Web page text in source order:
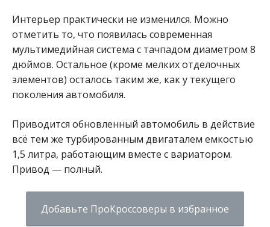
Интерьер практически не изменился. Можно
отметить то, что появилась современная
мультимедийная система с тачпадом диаметром 8
дюймов. Остальное (кроме мелких отделочных
элементов) осталось таким же, как у текущего
поколения автомобиля.
Приводится обновленный автомобиль в действие
всё тем же турбированным двигаталем емкостью
1,5 литра, работающим вместе с вариатором.
Привод — полный.
Добавьте ПроКроссоверы в избранное